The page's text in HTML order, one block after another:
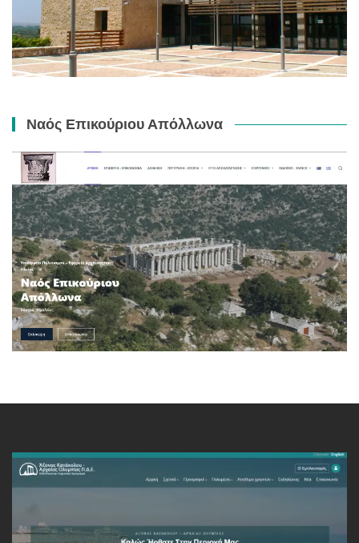
Ναός Επικούριου Απόλλωνα